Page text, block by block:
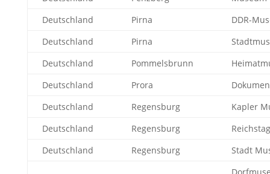
Deutschland
Pirna
DDR-
Deutschland
Pirna
Deutschland
Pommelsbrunn
Deutschland
Prora
Deutschland
Regensburg
Kapler
Deutschland
Regensburg
Deutschland
Regensburg Stadt